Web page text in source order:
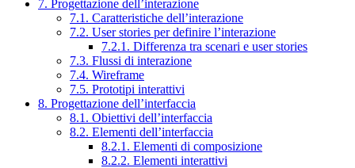
7. Progettazione dell’interazione
7.1. Caratteristiche dell’interazione
7.2. User stories per definire l’interazione
7.2.1. Differenza tra scenari e user stories
7.3. Flussi di interazione
7.4. Wireframe
7.5. Prototipi interattivi
8. Progettazione dell’interfaccia
8.1. Obiettivi dell’interfaccia
8.2. Elementi dell’interfaccia
8.2.1. Elementi di composizione
8.2.2. Elementi interattivi